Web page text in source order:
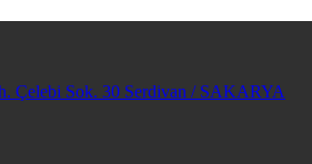
Çelebi Sok. 30 Serdivan / SAKARYA